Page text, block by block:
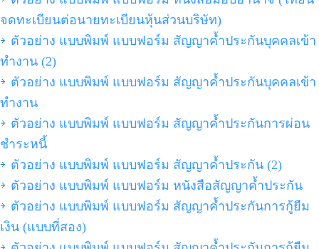
จดทะเบียนต่อนายทะเบียนหุ้นส่วนบริษัท)
ตัวอย่าง แบบพิมพ์ แบบฟอร์ม สัญญาค้ำประกันบุคคลเข้า
ทำงาน (2)
ตัวอย่าง แบบพิมพ์ แบบฟอร์ม สัญญาค้ำประกันบุคคลเข้า
ทำงาน
ตัวอย่าง แบบพิมพ์ แบบฟอร์ม สัญญาค้ำประกันการผ่อน
ชำระหนี้
ตัวอย่าง แบบพิมพ์ แบบฟอร์ม สัญญาค้ำประกัน (2)
ตัวอย่าง แบบพิมพ์ แบบฟอร์ม หนังสือสัญญาค้ำประกัน
ตัวอย่าง แบบพิมพ์ แบบฟอร์ม สัญญาค้ำประกันการกู้ยืม
เงิน (แบบที่สอง)